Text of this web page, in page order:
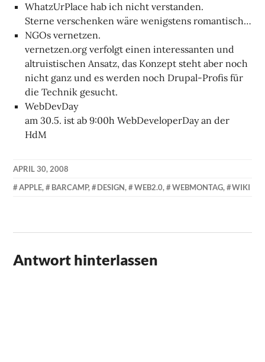
WhatzUrPlace hab ich nicht verstanden.
Sterne verschenken wäre wenigstens romantisch…
NGOs vernetzen.
vernetzen.org verfolgt einen interessanten und
altruistischen Ansatz, das Konzept steht aber noch
nicht ganz und es werden noch Drupal-Profis für
die Technik gesucht.
WebDevDay
am 30.5. ist ab 9:00h WebDeveloperDay an der
HdM
APRIL 30, 2008
KAIAPPLE, BARCAMP, DESIGN, WEB2.0, WEBMONTAG, WIKI
Antwort hinterlassen